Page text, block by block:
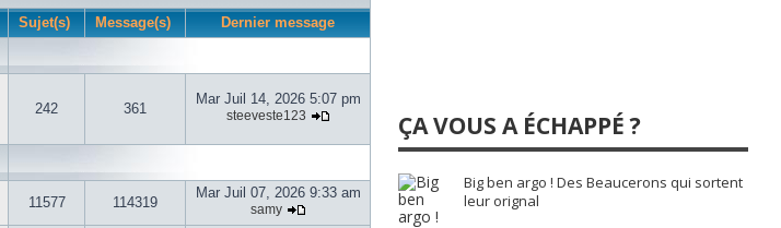
Sujet(s) Message(s) Dernier message
242 361
Mar Juil 14, 2026 5:07 pm
steeveste123
11577 114319
Mar Juil 07, 2026 9:33 am
samy
ÇA VOUS A ÉCHAPPÉ ?
Big ben argo ! Des Beaucerons qui sortent
leur orignal